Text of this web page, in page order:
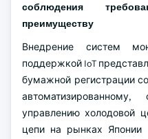
соблюдения
преимуществу
Внедрение систем
поддержкой IoT
бумажной регистрации
управлению холодовой
цепи на рынках